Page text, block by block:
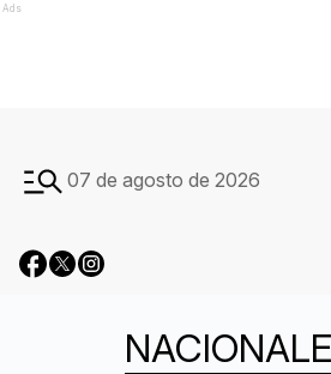
Ads
07 de agosto de 2026